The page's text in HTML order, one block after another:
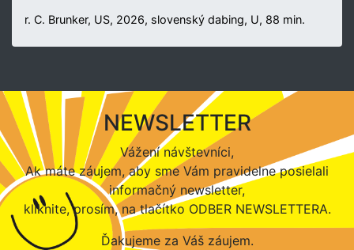
r. C. Brunker, US, 2026, slovenský dabing, U, 88 min.
NEWSLETTER
Vážení návštevníci,
Ak máte záujem, aby sme Vám pravidelne posielali
informačný newsletter,
kliknite, prosím, na tlačítko ODBER NEWSLETTERA.
Ďakujeme za Váš záujem.